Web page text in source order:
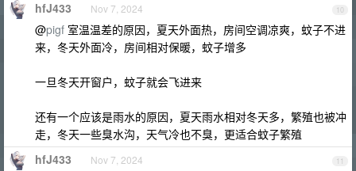
10
hfJ433 Nov 7, 2024
@pigf 室温温差的原因，夏天外面热，房间空调凉爽，蚊子不进
来，冬天外面冷，房间相对保暖，蚊子增多
一旦冬天开窗户，蚊子就会飞进来
还有一个应该是雨水的原因，夏天雨水相对冬天多，繁殖也被冲
走，冬天一些臭水沟，天气冷也不臭，更适合蚊子繁殖
11
hfJ433 Nov 7, 2024